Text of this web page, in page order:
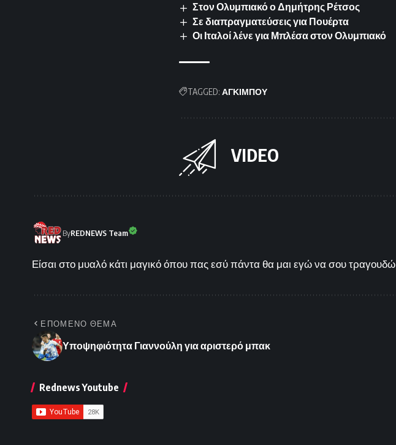
Στον Ολυμπιακό ο Δημήτρης Ρέτσος
Σε διαπραγματεύσεις για Πουέρτα
Οι Ιταλοί λένε για Μπλέσα στον Ολυμπιακό
TAGGED: ΑΓΚΙΜΠΟΥ
VIDEO
ByREDNEWS Team
Είσαι στο μυαλό κάτι μαγικό όπου πας εσύ πάντα θα μαι εγώ να σου
ΕΠΟΜΕΝΟ ΘΕΜΑ
Υποψηφιότητα Γιαννούλη για αριστερό μπακ
Rednews Youtube